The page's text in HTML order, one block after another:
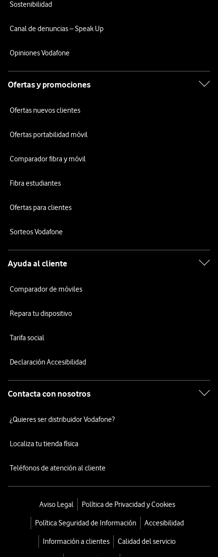
Sostenibilidad
Canal de denuncias – Speak Up
Opiniones Vodafone
Ofertas y promociones
Ofertas nuevos clientes
Ofertas portabilidad móvil
Comparador fibra y móvil
Fibra estudiantes
Ofertas para clientes
Sorteos Vodafone
Ayuda al cliente
Comparador de móviles
Repara tu dispositivo
Tarifa social
Declaración Accesibilidad
Contacta con nosotros
¿Quieres ser distribuidor Vodafone?
Localiza tu tienda física
Teléfonos de atención al cliente
Aviso Legal Política de Privacidad y Cookies
Política Seguridad de Información Accesibilidad
Información a clientes Calidad del servicio